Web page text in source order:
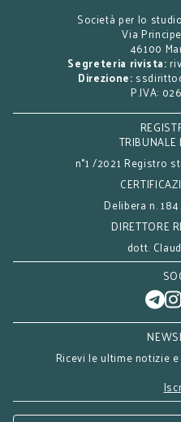
Società per lo
Via
46100
Segreteria rivista:
Direzione:
P.IVA:
n°1 /2021 Registro
Delibera n.
DIRETTORE
dott.
Ricevi le ultime notizie